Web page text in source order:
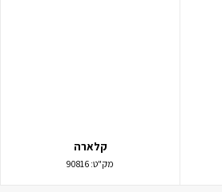
קלארה
מק"ט: 90816